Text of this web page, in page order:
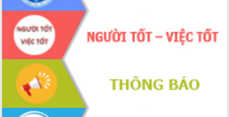
Đắk Lắk: Tôn vinh 46 giải pháp tại Hội
thi Sáng tạo Kỹ thuật 2024 - 2025
Đắk Lắk rà soát, điều chỉnh Đề án 190
về phát triển nuôi trồng thủy sản
Phó Chủ tịch UBND tỉnh Đắk Lắk
Trương Công Thái kiểm tra thực địa
Dự án cao tốc Khánh Hòa - Buôn Ma
Thuột
Định vị cà phê Việt Nam như một “di
sản sống” trong dòng chảy toàn cầu